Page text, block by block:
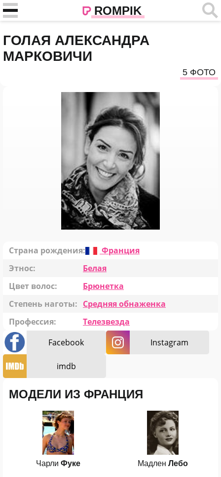
ROMPIK
ГОЛАЯ АЛЕКСАНДРА
МАРКОВИЧИ
5 ФОТО
Страна рождения:
Франция
Этнос:
Белая
Цвет волос:
Брюнетка
Степень наготы: Средняя обнаженка
Профессия:
Телезвезда
Facebook
Instagram
imdb
МОДЕЛИ ИЗ ФРАНЦИЯ
Чарли Фуке Мадлен Лебо